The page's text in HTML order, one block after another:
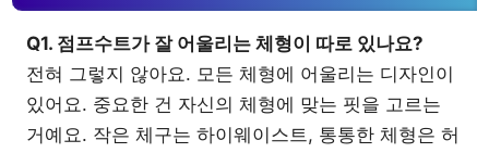
Q1. 점프수트가 잘 어울리는 체형이 따로 있나요?
전혀 그렇지 않아요. 모든 체형에 어울리는 디자인이
있어요. 중요한 건 자신의 체형에 맞는 핏을 고르는
거예요. 작은 체구는 하이웨이스트, 통통한 체형은 허